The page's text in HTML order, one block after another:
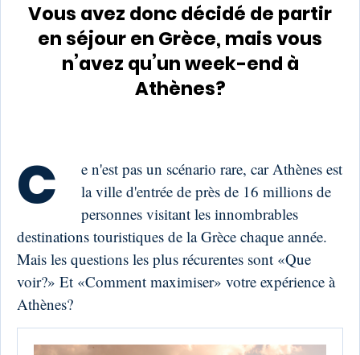
Vous avez donc décidé de partir
en séjour en Grèce, mais vous
n’avez qu’un week-end à
Athènes?
C
e n'est pas un scénario rare, car Athènes est
la ville d'entrée de près de 16 millions de
personnes visitant les innombrables
destinations touristiques de la Grèce chaque année.
Mais les questions les plus récurentes sont «Que
voir?» Et «Comment maximiser» votre expérience à
Athènes?